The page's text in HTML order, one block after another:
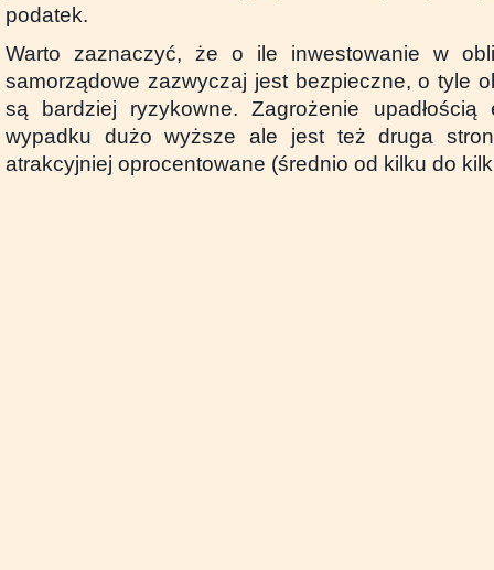
podatek.
Warto zaznaczyć, że o ile inwestowanie w
samorządowe zazwyczaj jest bezpieczne, o tyle
są bardziej ryzykowne. Zagrożenie
wypadku dużo wyższe ale jest też druga
atrakcyjniej oprocentowane (średnio od kilku do